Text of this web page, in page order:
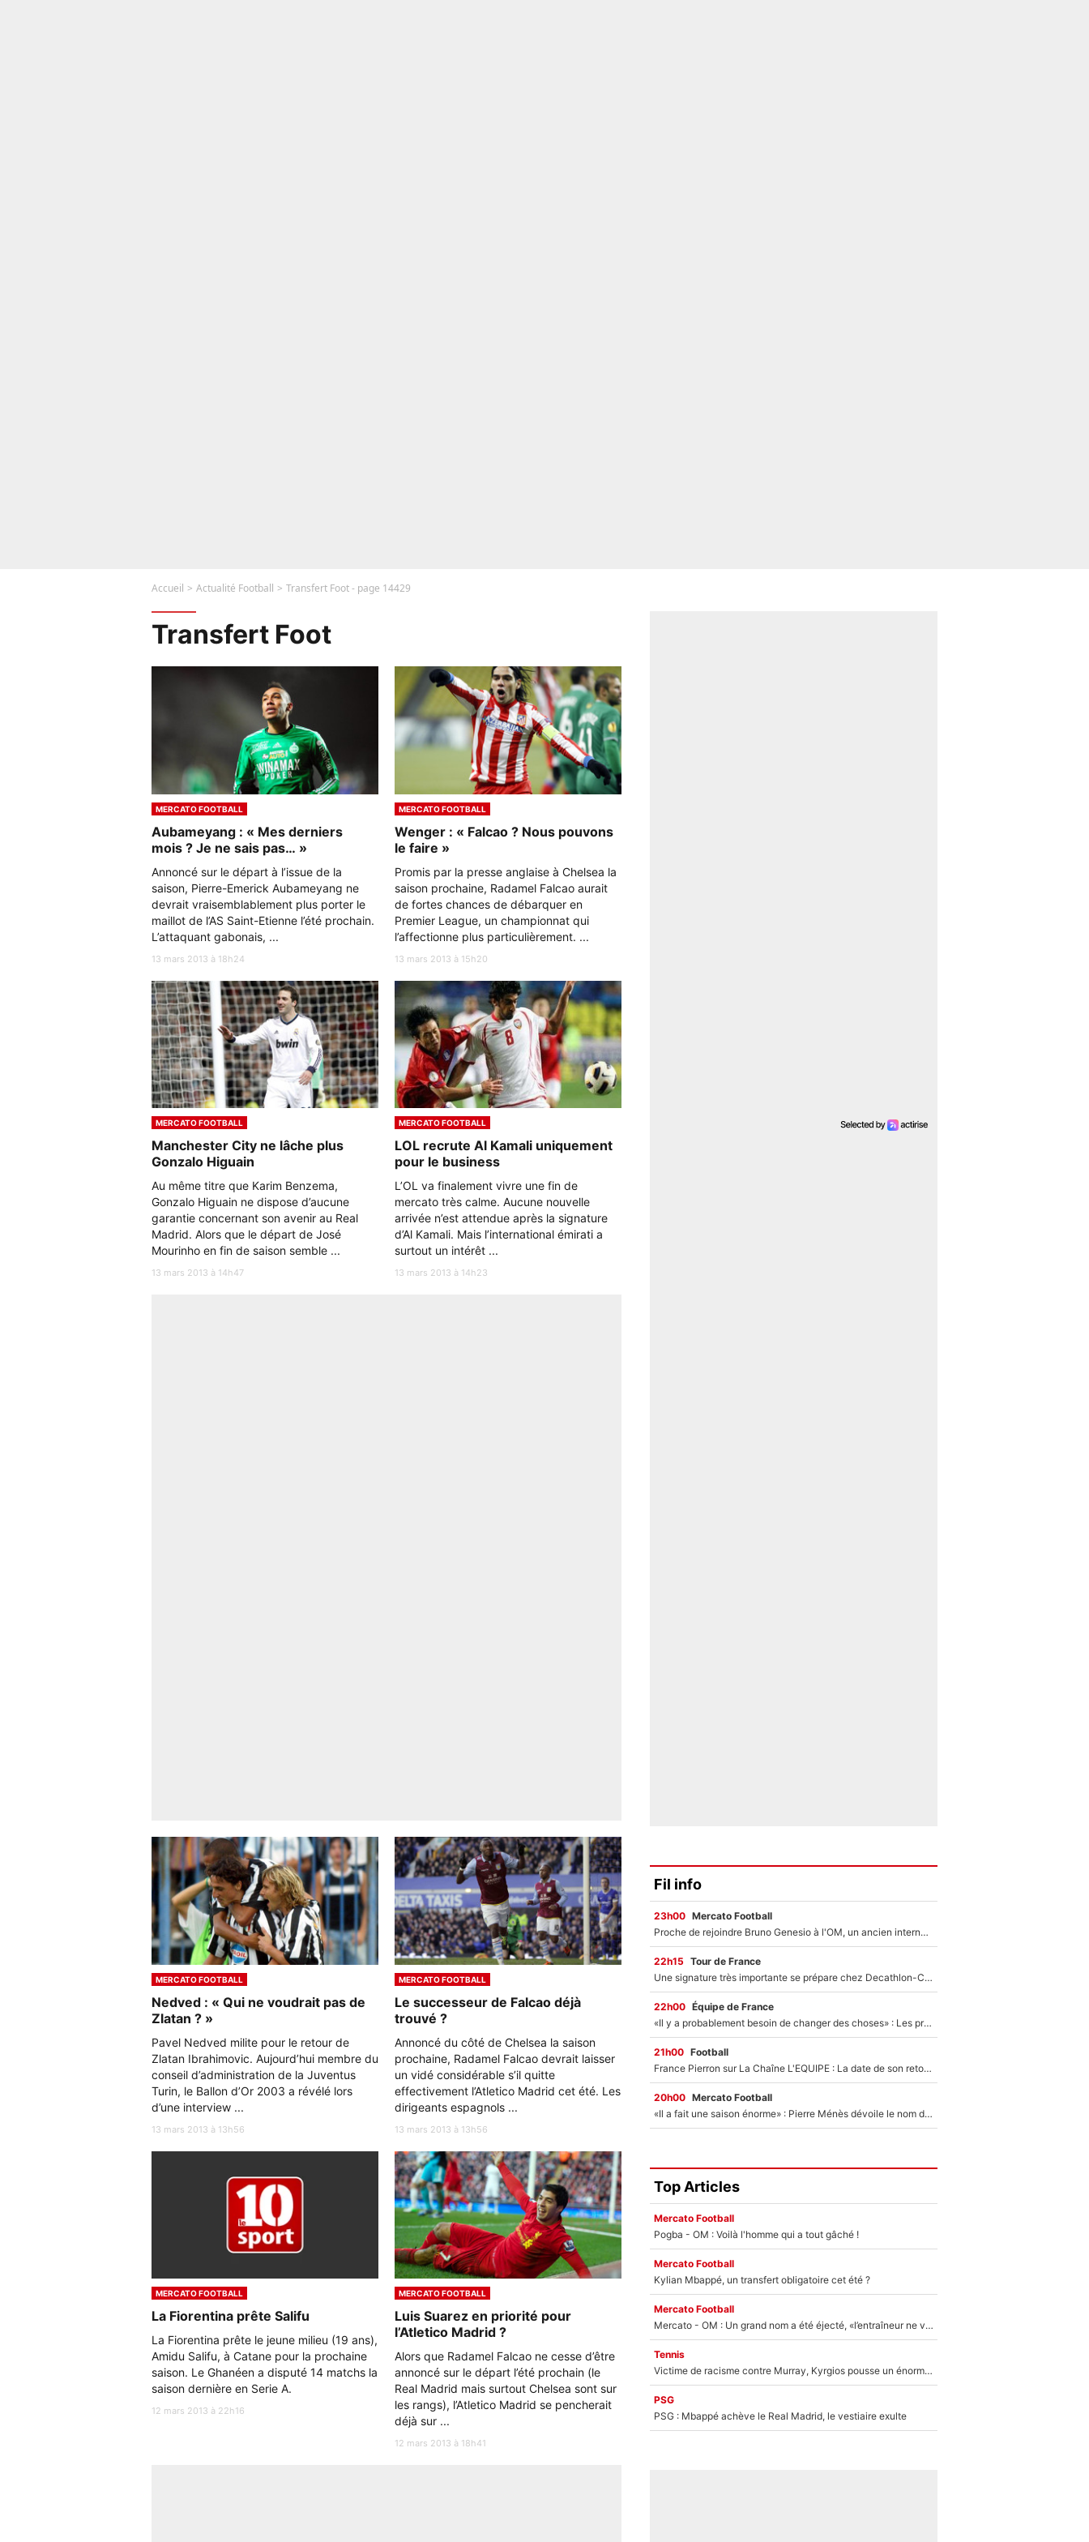
Accueil Actualité Football Transfert Foot - page 14429
Transfert Foot
MERCATO FOOTBALL
Aubameyang : « Mes derniers
mois ? Je ne sais pas… »
Annoncé sur le départ à l’issue de la
saison, Pierre-Emerick Aubameyang ne
devrait vraisemblablement plus porter le
maillot de l’AS Saint-Etienne l’été prochain.
L’attaquant gabonais, ...
13 mars 2013 à 18h24
MERCATO FOOTBALL
Wenger : « Falcao ? Nous pouvons
le faire »
Promis par la presse anglaise à Chelsea la
saison prochaine, Radamel Falcao aurait
de fortes chances de débarquer en
Premier League, un championnat qui
l’affectionne plus particulièrement. ...
13 mars 2013 à 15h20
MERCATO FOOTBALL
Manchester City ne lâche plus
Gonzalo Higuain
Au même titre que Karim Benzema,
Gonzalo Higuain ne dispose d’aucune
garantie concernant son avenir au Real
Madrid. Alors que le départ de José
Mourinho en fin de saison semble ...
13 mars 2013 à 14h47
MERCATO FOOTBALL
LOL recrute Al Kamali uniquement
pour le business
L’OL va finalement vivre une fin de
mercato très calme. Aucune nouvelle
arrivée n’est attendue après la signature
d’Al Kamali. Mais l’international émirati a
surtout un intérêt ...
13 mars 2013 à 14h23
MERCATO FOOTBALL
Nedved : « Qui ne voudrait pas de
Zlatan ? »
Pavel Nedved milite pour le retour de
Zlatan Ibrahimovic. Aujourd’hui membre du
conseil d’administration de la Juventus
Turin, le Ballon d’Or 2003 a révélé lors
d’une interview ...
13 mars 2013 à 13h56
MERCATO FOOTBALL
Le successeur de Falcao déjà
trouvé ?
Annoncé du côté de Chelsea la saison
prochaine, Radamel Falcao devrait laisser
un vidé considérable s’il quitte
effectivement l’Atletico Madrid cet été. Les
dirigeants espagnols ...
13 mars 2013 à 13h56
MERCATO FOOTBALL
La Fiorentina prête Salifu
La Fiorentina prête le jeune milieu (19 ans),
Amidu Salifu, à Catane pour la prochaine
saison. Le Ghanéen a disputé 14 matchs la
saison dernière en Serie A.
12 mars 2013 à 22h16
MERCATO FOOTBALL
Luis Suarez en priorité pour
l’Atletico Madrid ?
Alors que Radamel Falcao ne cesse d’être
annoncé sur le départ l’été prochain (le
Real Madrid mais surtout Chelsea sont sur
les rangs), l’Atletico Madrid se pencherait
déjà sur ...
12 mars 2013 à 18h41
Fil info
23h00 Mercato Football
Proche de rejoindre Bruno Genesio à l'OM, un ancien international français va finalement débarquer... sur RMC !
22h15 Tour de France
Une signature très importante se prépare chez Decathlon-CMA CGM pour aider Paul Seixas à gagner le Tour de France 2027
22h00 Équipe de France
«Il y a probablement besoin de changer des choses» : Les premiers changements de Zinedine Zidane en équipe de France sont révélés ?
21h00 Football
France Pierron sur La Chaîne L'EQUIPE : La date de son retour dans L'EQUIPE de Choc est connue... et c'était très attendu
20h00 Mercato Football
«Il a fait une saison énorme» : Pierre Ménès dévoile le nom du joueur que l’OM devait absolument recruter cet été, l’IA valide la piste !
Top Articles
Mercato Football
Pogba - OM : Voilà l'homme qui a tout gâché !
Mercato Football
Kylian Mbappé, un transfert obligatoire cet été ?
Mercato Football
Mercato - OM : Un grand nom a été éjecté, «l’entraîneur ne voulait pas me conserver»
Tennis
Victime de racisme contre Murray, Kyrgios pousse un énorme coup de gueule !
PSG
PSG : Mbappé achève le Real Madrid, le vestiaire exulte